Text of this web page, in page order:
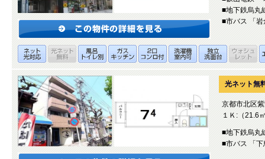
■地下鉄烏丸
■市バス 「
光ネット無
京都市北区
１Ｋ:（21.6
■地下鉄烏丸
■市バス 「